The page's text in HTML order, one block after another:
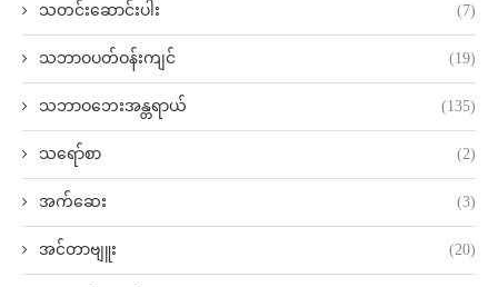
သတင်းဆောင်းပါး (7)
သဘာဝပတ်ဝန်းကျင် (19)
သဘာဝဘေးအန္တရာယ် (135)
သရော်စာ (2)
အက်ဆေး (3)
အင်တာဗျူး (20)